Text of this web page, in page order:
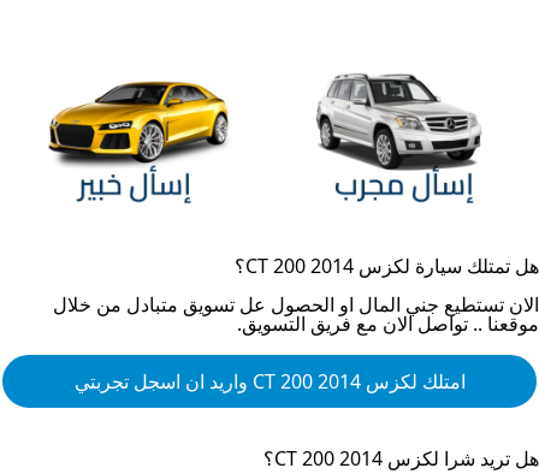
هل تمتلك سيارة لكزس CT 200 2014
؟
الان تستطيع جني المال او الحصول عل تسويق متبادل من خلال
موقعنا .. تواصل الان مع فريق التسويق.
امتلك لكزس CT 200 2014 واريد ان اسجل تجربتي
هل تريد شرا لكزس CT 200 2014
؟